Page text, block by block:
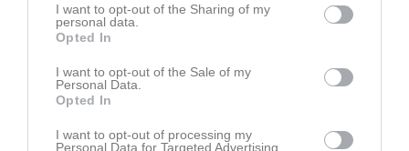
I want to opt-out of the Sharing of my
personal data.
Opted In
I want to opt-out of the Sale of my
Personal Data.
Opted In
I want to opt-out of processing my
Personal Data for Targeted Advertising.
Logga in och ladda upp ert första klipp